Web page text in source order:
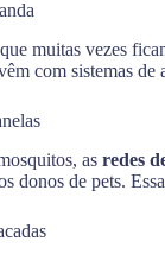
muitas vezes
com sistemas
as redes
donos de pets.